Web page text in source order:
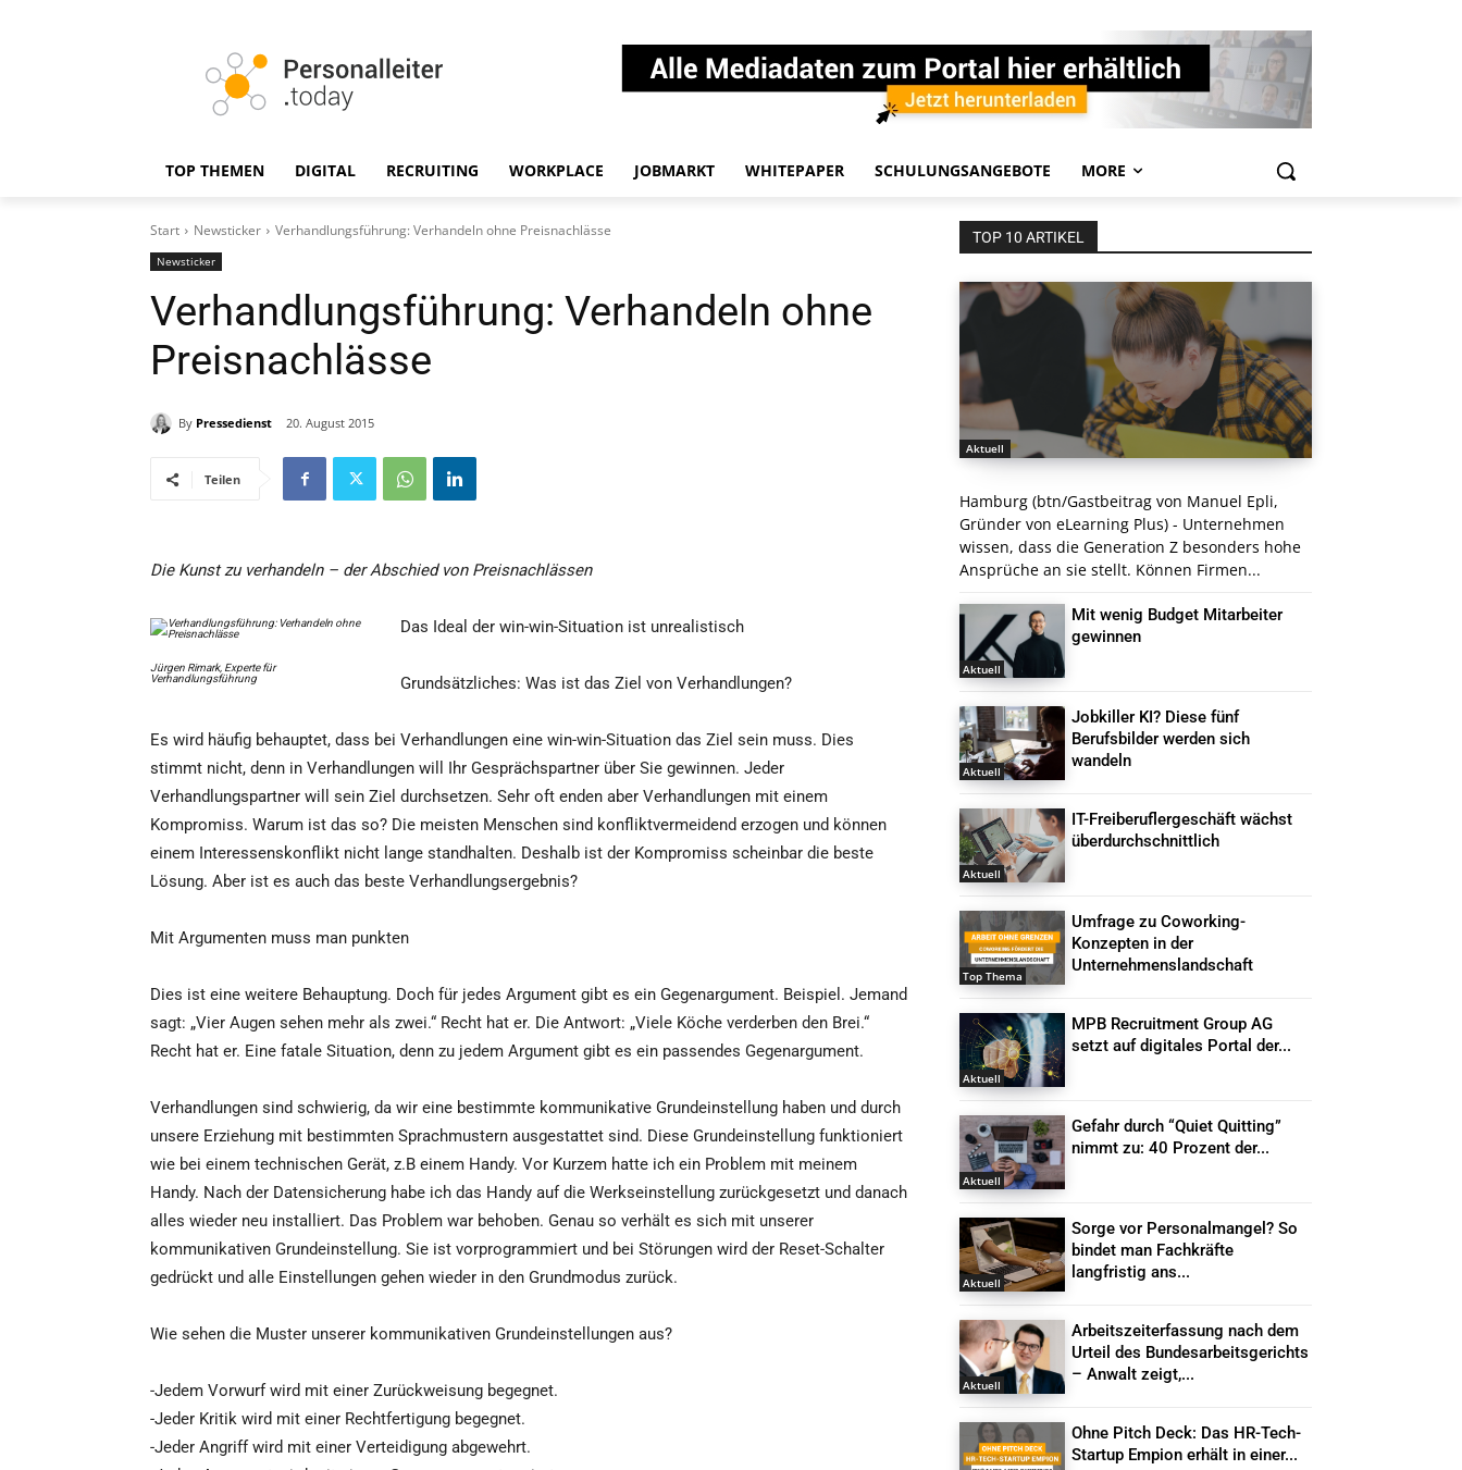
TOP THEMEN DIGITAL RECRUITING WORKPLACE JOBMARKT WHITEPAPER SCHULUNGSANGEBOTE MORE
Start Newsticker Verhandlungsführung: Verhandeln ohne Preisnachlässe
Newsticker
Verhandlungsführung: Verhandeln ohne
Preisnachlässe
By Pressedienst 20. August 2015
Teilen
Die Kunst zu verhandeln – der Abschied von Preisnachlässen
Jürgen Rimark, Experte für
Verhandlungsführung
Das Ideal der win-win-Situation ist unrealistisch
Grundsätzliches: Was ist das Ziel von Verhandlungen?
Es wird häufig behauptet, dass bei Verhandlungen eine win-win-Situation das Ziel sein muss. Dies
stimmt nicht, denn in Verhandlungen will Ihr Gesprächspartner über Sie gewinnen. Jeder
Verhandlungspartner will sein Ziel durchsetzen. Sehr oft enden aber Verhandlungen mit einem
Kompromiss. Warum ist das so? Die meisten Menschen sind konfliktvermeidend erzogen und können
einem Interessenskonflikt nicht lange standhalten. Deshalb ist der Kompromiss scheinbar die beste
Lösung. Aber ist es auch das beste Verhandlungsergebnis?
Mit Argumenten muss man punkten
Dies ist eine weitere Behauptung. Doch für jedes Argument gibt es ein Gegenargument. Beispiel. Jemand
sagt: „Vier Augen sehen mehr als zwei.“ Recht hat er. Die Antwort: „Viele Köche verderben den Brei.“
Recht hat er. Eine fatale Situation, denn zu jedem Argument gibt es ein passendes Gegenargument.
Verhandlungen sind schwierig, da wir eine bestimmte kommunikative Grundeinstellung haben und durch
unsere Erziehung mit bestimmten Sprachmustern ausgestattet sind. Diese Grundeinstellung funktioniert
wie bei einem technischen Gerät, z.B einem Handy. Vor Kurzem hatte ich ein Problem mit meinem
Handy. Nach der Datensicherung habe ich das Handy auf die Werkseinstellung zurückgesetzt und danach
alles wieder neu installiert. Das Problem war behoben. Genau so verhält es sich mit unserer
kommunikativen Grundeinstellung. Sie ist vorprogrammiert und bei Störungen wird der Reset-Schalter
gedrückt und alle Einstellungen gehen wieder in den Grundmodus zurück.
Wie sehen die Muster unserer kommunikativen Grundeinstellungen aus?
-Jedem Vorwurf wird mit einer Zurückweisung begegnet.
-Jeder Kritik wird mit einer Rechtfertigung begegnet.
-Jeder Angriff wird mit einer Verteidigung abgewehrt.
TOP 10 ARTIKEL
Aktuell
Hamburg (btn/Gastbeitrag von Manuel Epli,
Gründer von eLearning Plus) - Unternehmen
wissen, dass die Generation Z besonders hohe
Ansprüche an sie stellt. Können Firmen...
Aktuell
Mit wenig Budget Mitarbeiter
gewinnen
Aktuell
Jobkiller KI? Diese fünf
Berufsbilder werden sich
wandeln
Aktuell
IT-Freiberuflergeschäft wächst
überdurchschnittlich
Top Thema
Umfrage zu Coworking-
Konzepten in der
Unternehmenslandschaft
Aktuell
MPB Recruitment Group AG
setzt auf digitales Portal der...
Aktuell
Gefahr durch “Quiet Quitting”
nimmt zu: 40 Prozent der...
Aktuell
Sorge vor Personalmangel? So
bindet man Fachkräfte
langfristig ans...
Aktuell
Arbeitszeiterfassung nach dem
Urteil des Bundesarbeitsgerichts
– Anwalt zeigt,...
Ohne Pitch Deck: Das HR-Tech-
Startup Empion erhält in einer...